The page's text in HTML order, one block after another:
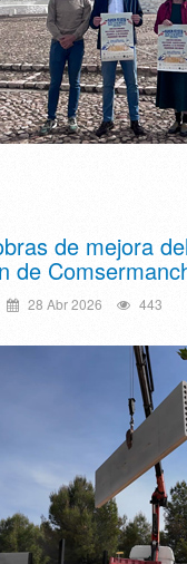
de mejora
de
28 Abr 2026 443